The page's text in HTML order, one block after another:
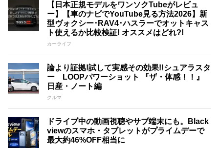
【日本正規モデルをワンソクTubeがレビュ
ー】【車のナビでYouTube見る方法2026】新
型ヴォクシー･RAV4･ハスラーでオットキャス
ト使えるか比較検証! オススメはどれ?!
カーライフ
論より証拠!試して実感その効果!!シュアラスタ
ー LOOPパワーショット 『ザ・体感！！』
日産・ノート編
クルマ
ドライブ中の動画視聴やサブ端末にも。Black
viewのスマホ・タブレットがプライムデーで
最大約46%OFF相当に